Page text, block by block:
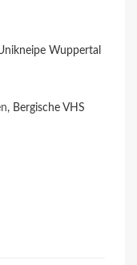
Wuppertal
, Bergische VHS